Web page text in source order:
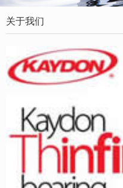
关于我们